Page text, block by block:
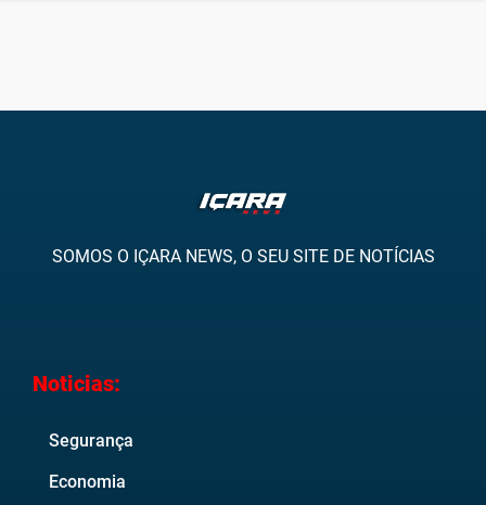
SOMOS O IÇARA NEWS, O SEU SITE DE NOTÍCIAS
Noticias:
Segurança
Economia